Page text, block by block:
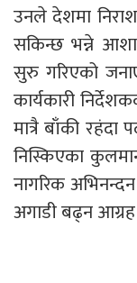
उनले देशमा
सकिन्छ भन्ने
सुरु गरिएको
कार्यकारी
मात्रै बाँकी रहंदा
निस्किएका
नागरिक
अगाडी बढ्न